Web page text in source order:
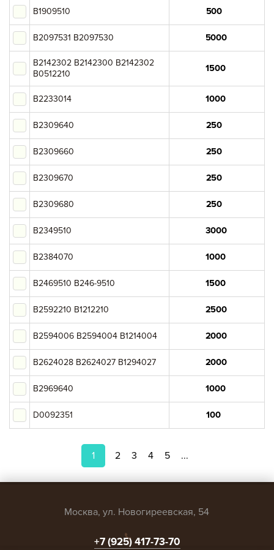
B1909510
B2097531 B2097530
B2142302 B2142300 B2142302
B0512210
B2233014
B2309640
B2309660
B2309670
B2309680
B2349510
B2384070
B2469510 B246-9510
B2592210 B1212210
B2594006 B2594004 B1214004
B2624028 B2624027 B1294027
B2969640
D0092351
1 2 3 4 5 ...
Москва, ул. Новогиреевская, 54
+7 (925) 417-73-70